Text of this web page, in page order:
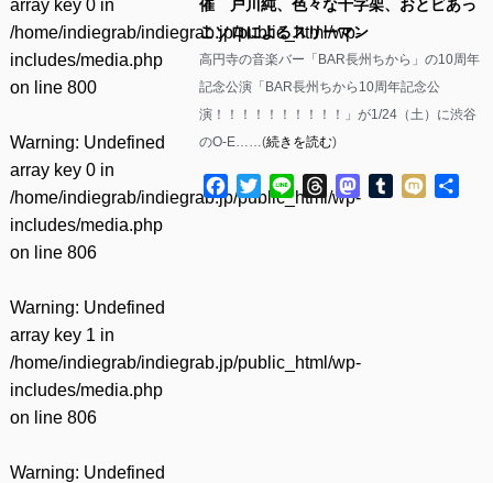
array key 0 in
/home/indiegrab/indiegrab.jp/public_html/wp-
includes/media.php
on line 800
Warning: Undefined
array key 0 in
/home/indiegrab/indiegrab.jp/public_html/wp-
includes/media.php
on line 806
Warning: Undefined
array key 1 in
/home/indiegrab/indiegrab.jp/public_html/wp-
includes/media.php
on line 806
Warning: Undefined
催 戸川純、色々な十字架、おとビあっ
こソロによるスリーマン
高円寺の音楽バー「BAR長州ちから」の10周年
記念公演「BAR長州ちから10周年記念公
演！！！！！！！！！！」が1/24（土）に渋谷
のO-E……(続きを読む)
Facebook
TwitterLine ThreadsMastodon
Tumblr
Mixi